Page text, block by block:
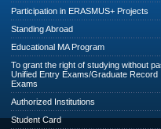
Participation in ERASMUS+ Projects
Standing Abroad
Educational MA Program
To grant the right of studying without
Unified Entry Exams/Graduate Record
Exams
Authorized Institutions
Student Card